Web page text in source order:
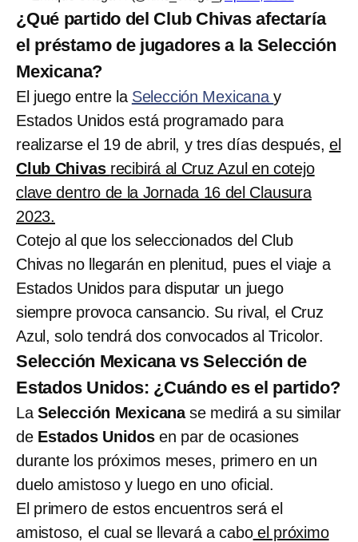
¿Qué partido del Club Chivas afectaría
el préstamo de jugadores a la Selección
Mexicana?
El juego entre la Selección Mexicanay
Estados Unidos está programado para
realizarse el 19 de abril, y tres días después, el
Club Chivas recibirá al Cruz Azul en cotejo
clave dentro de la Jornada 16 del Clausura
2023.
Cotejo al que los seleccionados del Club
Chivas no llegarán en plenitud, pues el viaje a
Estados Unidos para disputar un juego
siempre provoca cansancio. Su rival, el Cruz
Azul, solo tendrá dos convocados al Tricolor.
Selección Mexicana vs Selección de
Estados Unidos: ¿Cuándo es el partido?
La Selección Mexicanase medirá a su similar
de Estados Unidosen par de ocasiones
durante los próximos meses, primero en un
duelo amistoso y luego en uno oficial.
El primero de estos encuentros será el
amistoso, el cual se llevará a caboel próximo